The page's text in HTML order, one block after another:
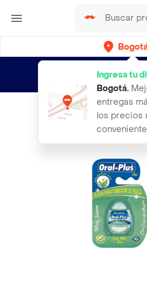
Ingresa tu
Bogotá.
entregas
los precios
envíos gratis por